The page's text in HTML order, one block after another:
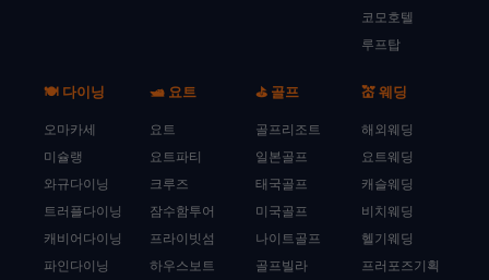
코모호텔
루프탑
🍽️ 다이닝
오마카세
미슐랭
와규다이닝
트러플다이닝
캐비어다이닝
파인다이닝
🛥️ 요트
요트
요트파티
크루즈
잠수함투어
프라이빗섬
하우스보트
⛳ 골프
골프리조트
일본골프
태국골프
미국골프
나이트골프
골프빌라
💒 웨딩
해외웨딩
요트웨딩
캐슬웨딩
비치웨딩
헬기웨딩
프러포즈기획